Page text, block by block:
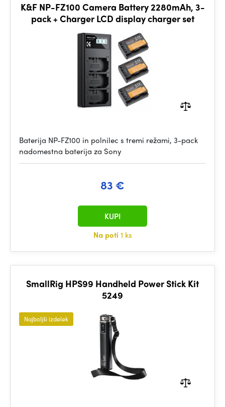
K&F NP-FZ100 Camera Battery 2280mAh, 3-
pack + Charger LCD display charger set
Baterija NP-FZ100 in polnilec s tremi režami, 3-pack
nadomestna baterija za Sony
83 €
Na poti 1 ks
KUPI
SmallRig HPS99 Handheld Power Stick Kit
5249
Najboljši izdelek